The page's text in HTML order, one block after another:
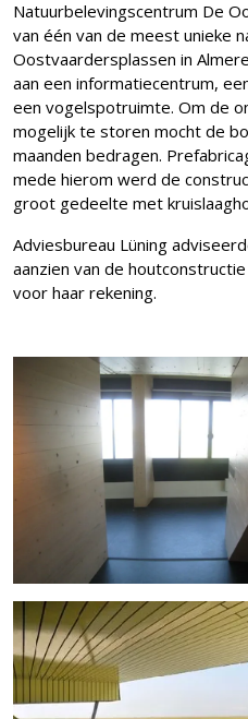
Natuurbelevingscentrum De
van één van de meest unieke
Oostvaardersplassen in
aan een informatiecentrum,
een vogelspotruimte. Om de
mogelijk te storen mocht de
maanden bedragen.
mede hierom werd de
groot gedeelte met
Adviesbureau Lüning
aanzien van de
voor haar rekening.